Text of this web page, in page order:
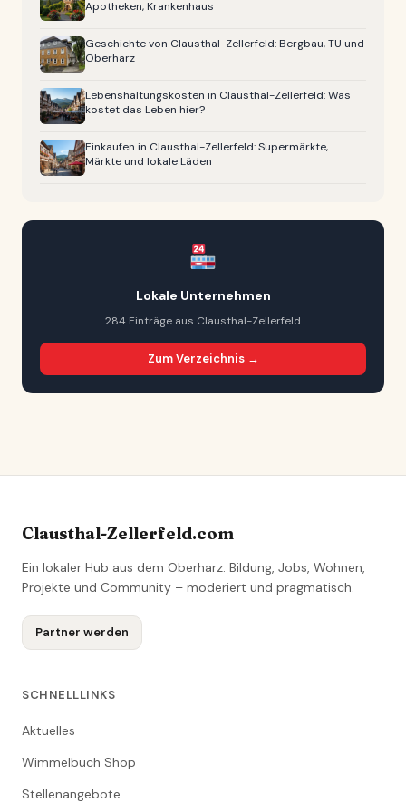
Apotheken, Krankenhaus
Geschichte von Clausthal-Zellerfeld: Bergbau, TU und
Oberharz
Lebenshaltungskosten in Clausthal-Zellerfeld: Was
kostet das Leben hier?
Einkaufen in Clausthal-Zellerfeld: Supermärkte,
Märkte und lokale Läden
Lokale Unternehmen
284 Einträge aus Clausthal-Zellerfeld
Zum Verzeichnis →
Clausthal-Zellerfeld.com
Ein lokaler Hub aus dem Oberharz: Bildung, Jobs, Wohnen,
Projekte und Community – moderiert und pragmatisch.
Partner werden
SCHNELLLINKS
Aktuelles
Wimmelbuch Shop
Stellenangebote